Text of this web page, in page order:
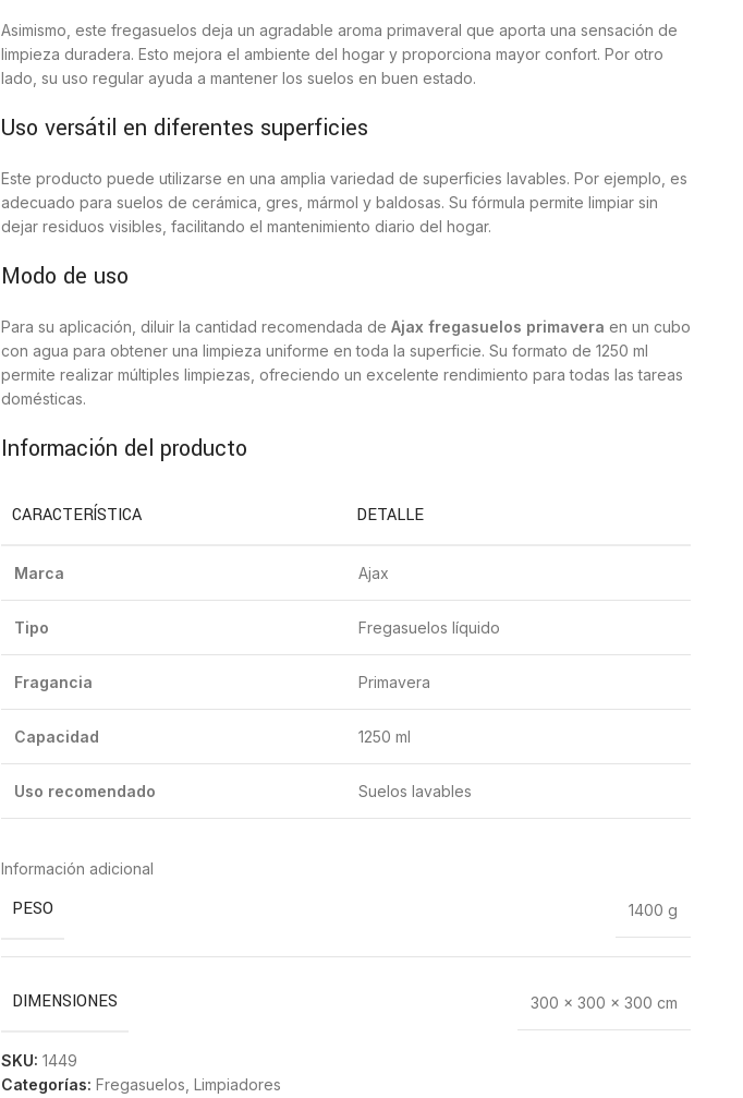
Asimismo, este fregasuelos deja un agradable aroma primaveral que aporta una sensación de
limpieza duradera. Esto mejora el ambiente del hogar y proporciona mayor confort. Por otro
lado, su uso regular ayuda a mantener los suelos en buen estado.
Uso versátil en diferentes superficies
Este producto puede utilizarse en una amplia variedad de superficies lavables. Por ejemplo, es
adecuado para suelos de cerámica, gres, mármol y baldosas. Su fórmula permite limpiar sin
dejar residuos visibles, facilitando el mantenimiento diario del hogar.
Modo de uso
Para su aplicación, diluir la cantidad recomendada deAjax fregasuelos primavera en un cubo
con agua para obtener una limpieza uniforme en toda la superficie. Su formato de 1250 ml
permite realizar múltiples limpiezas, ofreciendo un excelente rendimiento para todas las tareas
domésticas.
Información del producto
CARACTERÍSTICA DETALLE
Marca Ajax
Tipo Fregasuelos líquido
Fragancia Primavera
Capacidad 1250 ml
Uso recomendado Suelos lavables
Información adicional
PESO 1400 g
DIMENSIONES 300 × 300 × 300 cm
SKU:1449
Categorías: Fregasuelos Limpiadores